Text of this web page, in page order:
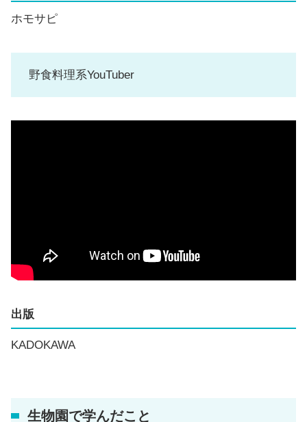
ホモサピ
野食料理系YouTuber
出版
KADOKAWA
生物園で学んだこと